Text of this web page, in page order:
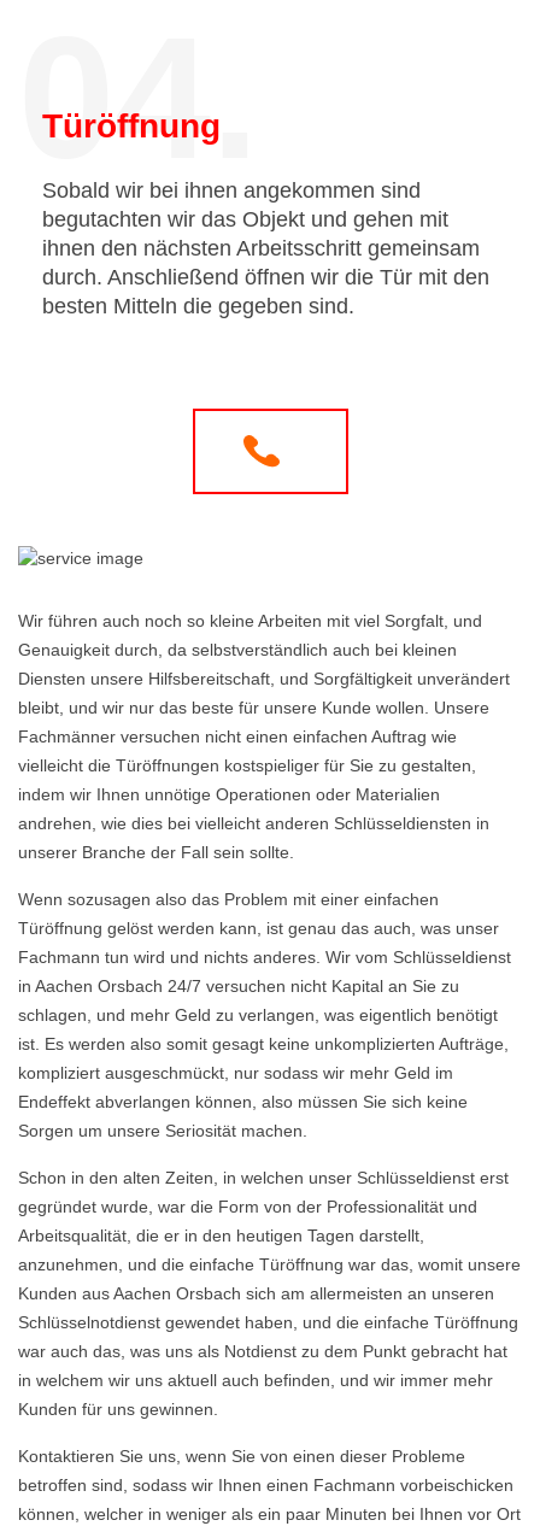
04.
Türöffnung
Sobald wir bei ihnen angekommen sind
begutachten wir das Objekt und gehen mit
ihnen den nächsten Arbeitsschritt gemeinsam
durch. Anschließend öffnen wir die Tür mit den
besten Mitteln die gegeben sind.
Wir führen auch noch so kleine Arbeiten mit viel Sorgfalt, und
Genauigkeit durch, da selbstverständlich auch bei kleinen
Diensten unsere Hilfsbereitschaft, und Sorgfältigkeit unverändert
bleibt, und wir nur das beste für unsere Kunde wollen. Unsere
Fachmänner versuchen nicht einen einfachen Auftrag wie
vielleicht die Türöffnungen kostspieliger für Sie zu gestalten,
indem wir Ihnen unnötige Operationen oder Materialien
andrehen, wie dies bei vielleicht anderen Schlüsseldiensten in
unserer Branche der Fall sein sollte.
Wenn sozusagen also das Problem mit einer einfachen
Türöffnung gelöst werden kann, ist genau das auch, was unser
Fachmann tun wird und nichts anderes. Wir vom Schlüsseldienst
in Aachen Orsbach 24/7 versuchen nicht Kapital an Sie zu
schlagen, und mehr Geld zu verlangen, was eigentlich benötigt
ist. Es werden also somit gesagt keine unkomplizierten Aufträge,
kompliziert ausgeschmückt, nur sodass wir mehr Geld im
Endeffekt abverlangen können, also müssen Sie sich keine
Sorgen um unsere Seriosität machen.
Schon in den alten Zeiten, in welchen unser Schlüsseldienst erst
gegründet wurde, war die Form von der Professionalität und
Arbeitsqualität, die er in den heutigen Tagen darstellt,
anzunehmen, und die einfache Türöffnung war das, womit unsere
Kunden aus Aachen Orsbach sich am allermeisten an unseren
Schlüsselnotdienst gewendet haben, und die einfache Türöffnung
war auch das, was uns als Notdienst zu dem Punkt gebracht hat
in welchem wir uns aktuell auch befinden, und wir immer mehr
Kunden für uns gewinnen.
Kontaktieren Sie uns, wenn Sie von einen dieser Probleme
betroffen sind, sodass wir Ihnen einen Fachmann vorbeischicken
können, welcher in weniger als ein paar Minuten bei Ihnen vor Ort